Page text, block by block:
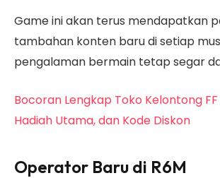
Game ini akan terus mendapatkan
tambahan konten baru di setiap
pengalaman bermain tetap segar
Bocoran Lengkap Toko Kelontong
Hadiah Utama, dan Kode Diskon
Operator Baru di R6M